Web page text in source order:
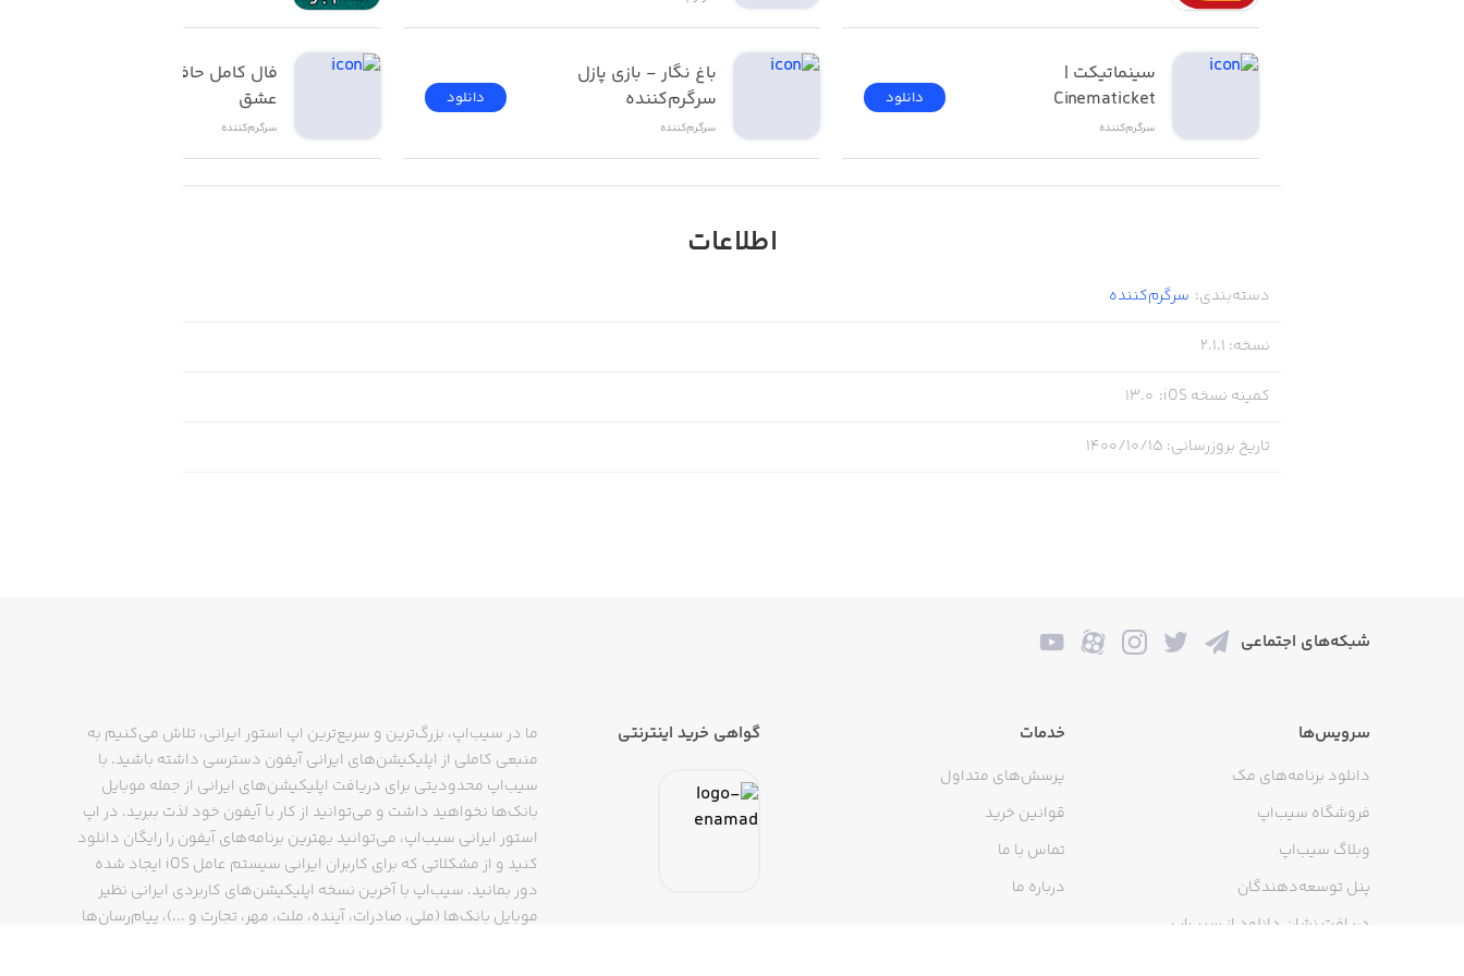
Cinematicket
سرگرم‌کننده
دانلود
سرگرم‌کننده
سرگرم‌کننده
دانلود
عشق
سرگرم‌کننده
اطلاعات
دسته‌بندی: سرگرم‌کننده
نسخه:
2.1.1
کمینه نسخه iOS :
13.0
تاریخ بروزرسانی: ۱۴۰۰/۱۰/۱۵
شبکه‌های اجتماعی
سرویس‌ها
دانلود برنامه‌های مک
فروشگاه سیب‌اپ
وبلاگ سیب‌اپ
پنل توسعه‌دهندگان
دریافت نشان دانلود از سیب‌اپ
خدمات
پرسش‌های متداول
قوانین خرید
تماس با ما
درباره ما
گواهی خرید اینترنتی
ما در سیب‌اپ، بزرگ‌ترین و سریع‌ترین اپ استور ایرانی، تلاش می‌کنیم به
منبعی کاملی از اپلیکیشن‌های ایرانی آیفون دسترسی داشته باشید. با
سیب‌اپ محدودیتی برای دریافت اپلیکیشن‌های ایرانی از جمله موبایل
بانک‌ها نخواهید داشت و می‌توانید از کار با آیفون خود لذت ببرید. در اپ
استور ایرانی سیب‌اپ، می‌توانید بهترین برنامه‌های آیفون را رایگان دانلود
کنید و از مشکلاتی که برای کاربران ایرانی سیستم عامل iOS ایجاد شده
دور بمانید. سیب‌اپ با آخرین نسخه اپلیکیشن‌های کاربردی ایرانی نظیر
موبایل بانک‌ها (ملی، صادرات، آینده، ملت، مهر، تجارت و ...)، پیام‌رسان‌ها